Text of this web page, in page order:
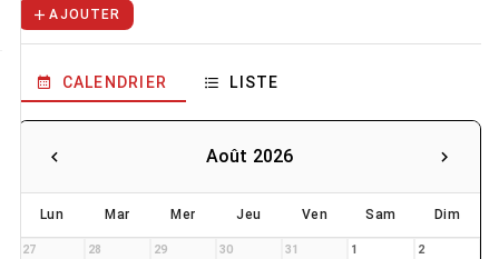
AJOUTER
CALENDRIER LISTE
Août 2026
Lun Mar Mer Jeu Ven Sam Dim
27 28 29 30 31 1 2